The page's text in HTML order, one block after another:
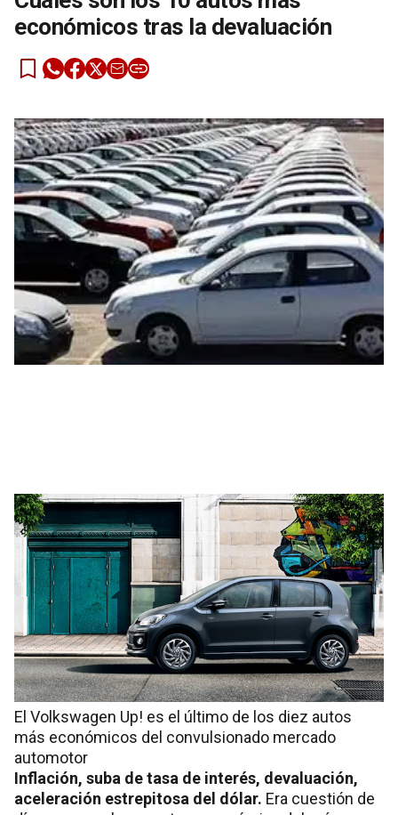
económicos tras la devaluación
El Volkswagen Up! es el último de los diez autos
más económicos del convulsionado mercado
automotor
Inflación, suba de tasa de interés, devaluación,
aceleración estrepitosa del dólar. Era cuestión de